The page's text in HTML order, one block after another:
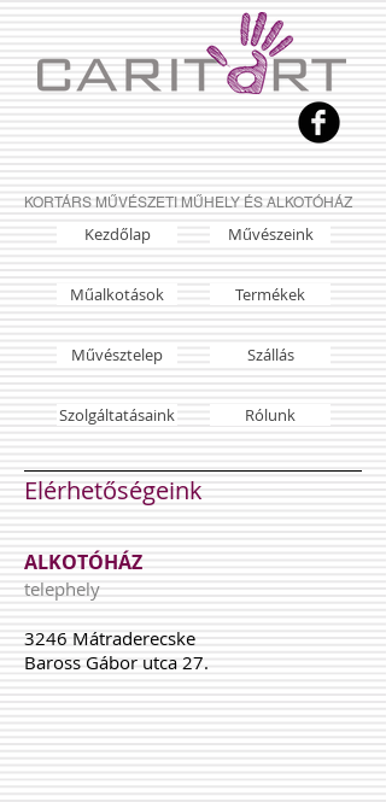
ALKOTÓHÁZ
telephely
3246 Mátraderecske
Baross Gábor utca 27.
Elérhetőségeink
Kezdőlap Művészeink
Műalkotások Termékek
Művésztelep Szállás
Szolgáltatásaink Rólunk
KORTÁRS MŰVÉSZETI MŰHELY ÉS ALKOTÓHÁZ